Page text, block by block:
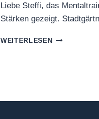
Liebe Steffi, das
Stärken gezeigt.
WEITERLESENREZENSION: